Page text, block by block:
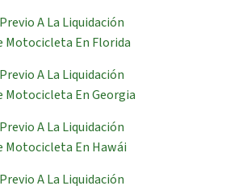
A La Liquidación
Motocicleta En Florida
A La Liquidación
Motocicleta En Georgia
A La Liquidación
Motocicleta En Hawái
A La Liquidación